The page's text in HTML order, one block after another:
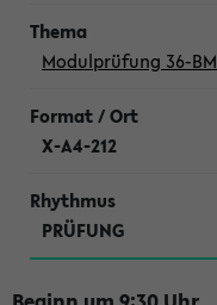
Modulprüfung 36-
X-A4-212
PRÜFUNG